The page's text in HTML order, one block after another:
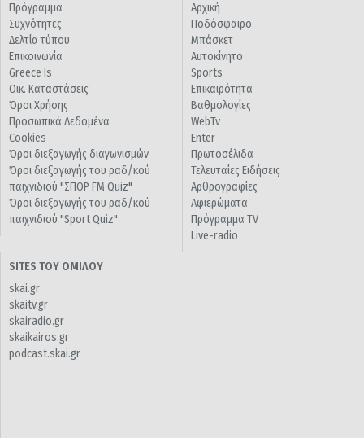
Πρόγραμμα
Συχνότητες
Δελτία τύπου
Επικοινωνία
Greece Is
Οικ. Καταστάσεις
Όροι Χρήσης
Προσωπικά Δεδομένα
Cookies
Όροι διεξαγωγής διαγωνισμών
Όροι διεξαγωγής του ραδ/κού
παιχνιδιού "ΣΠΟΡ FM Quiz"
Όροι διεξαγωγής του ραδ/κού
παιχνιδιού "Sport Quiz"
Αρχική
Ποδόσφαιρο
Μπάσκετ
Αυτοκίνητο
Sports
Επικαιρότητα
Βαθμολογίες
WebTv
Enter
Πρωτοσέλιδα
Τελευταίες Ειδήσεις
Αρθρογραφίες
Αφιερώματα
Πρόγραμμα TV
Live-radio
SITES ΤΟΥ ΟΜΙΛΟΥ
skai.gr
skaitv.gr
skairadio.gr
skaikairos.gr
podcast.skai.gr